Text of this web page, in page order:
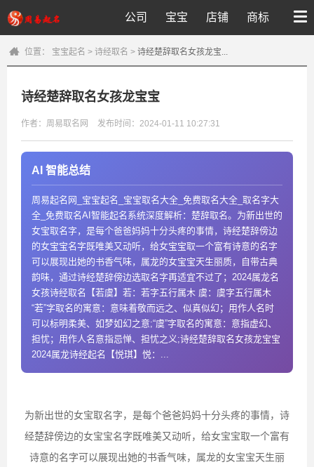
公司 宝宝 店铺 商标
位置： 宝宝起名 > 诗经取名 > 诗经楚辞取名女孩龙宝...
诗经楚辞取名女孩龙宝宝
作者：周易取名网 发布时间：2024-01-11 10:27:31
AI 智能总结
周易起名网_宝宝起名_宝宝取名大全_免费取名大全_取名字大
全_免费取名AI智能起名系统深度解析：楚辞取名。为新出世的
女宝取名字，是每个爸爸妈妈十分头疼的事情，诗经楚辞傍边
的女宝宝名字既唯美又动听，给女宝宝取一个富有诗意的名字
可以展现出她的书香气味，属龙的女宝宝天生丽质，自带古典
韵味，通过诗经楚辞傍边选取名字再适宜不过了；2024属龙名
女孩诗经取名【若虞】若：若字五行属木 虞：虞字五行属木
“若”字取名的寓意：意味着敬而远之、似真似幻；用作人名时
可以标明柔美、如梦如幻之意;“虞”字取名的寓意：意指虚幻、
担忧；用作人名意指忌惮、担忧之义;诗经楚辞取名女孩龙宝宝
2024属龙诗经起名【悦琪】悦：...
为新出世的女宝取名字，是每个爸爸妈妈十分头疼的事情，诗
经楚辞傍边的女宝宝名字既唯美又动听，给女宝宝取一个富有
诗意的名字可以展现出她的书香气味，属龙的女宝宝天生丽